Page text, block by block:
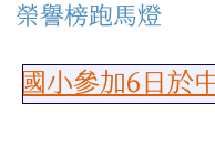
上中區域內容
榮譽榜跑馬燈
參加6日於中城